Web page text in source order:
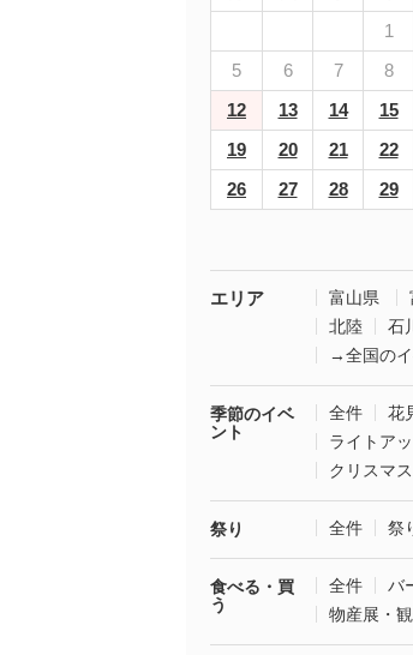
1
5
6 7 8
12
13 14 15
19
20 21 22
26
27 28 29
エリア 富山県
北陸
石
→全国の
季節のイベ
ント
全件 花
ライトア
クリスマ
祭り 全件 祭
食べる・買
う
全件 バ
物産展・